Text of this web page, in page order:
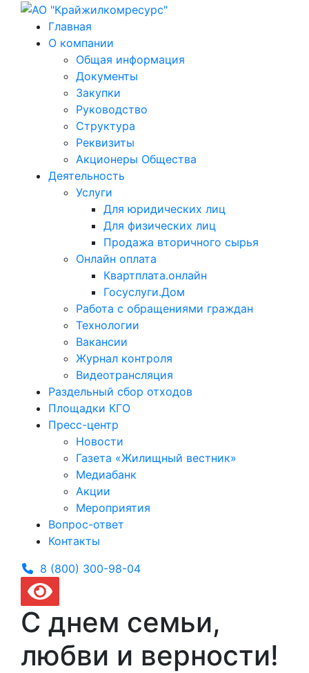
Главная
О компании
Общая информация
Документы
Закупки
Руководство
Структура
Реквизиты
Акционеры Общества
Деятельность
Услуги
Для юридических лиц
Для физических лиц
Продажа вторичного сырья
Онлайн оплата
Квартплата.онлайн
Госуслуги.Дом
Работа с обращениями граждан
Технологии
Вакансии
Журнал контроля
Видеотрансляция
Раздельный сбор отходов
Площадки КГО
Пресс-центр
Новости
Газета «Жилищный вестник»
Медиабанк
Акции
Мероприятия
Вопрос-ответ
Контакты
8 (800) 300-98-04
С днем семьи,
любви и верности!